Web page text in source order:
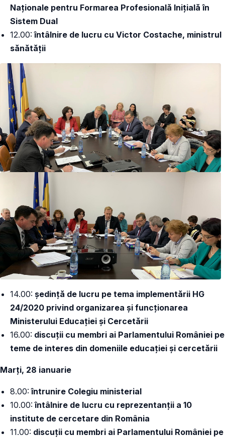
Naționale pentru Formarea Profesională Inițială în
Sistem Dual
12.00: întâlnire de lucru cu Victor Costache, ministrul
sănătății
14.00: ședință de lucru pe tema implementării HG
24/2020 privind organizarea și funcționarea
Ministerului Educației și Cercetării
16.00: discuții cu membri ai Parlamentului României pe
teme de interes din domeniile educației și cercetării
Marți, 28 ianuarie
8.00:întrunire Colegiu ministerial
10.00:întâlnire de lucru cu reprezentanții a 10
institute de cercetare din România
11.00: discuții cu membri ai Parlamentului României pe